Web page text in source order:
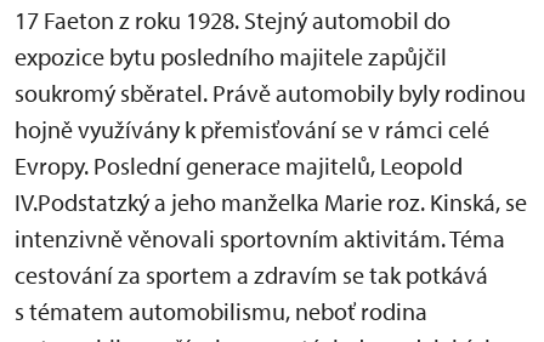
17 Faeton z roku 1928. Stejný automobil do
expozice bytu posledního majitele zapůjčil
soukromý sběratel. Právě automobily byly rodinou
hojně využívány k přemisťování se v rámci celé
Evropy. Poslední generace majitelů, Leopold
IV.Podstatzký a jeho manželka Marie roz. Kinská, se
intenzivně věnovali sportovním aktivitám. Téma
cestování za sportem a zdravím se tak potkává
s tématem automobilismu, neboť rodina